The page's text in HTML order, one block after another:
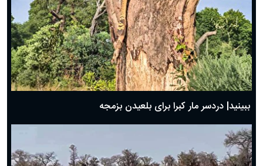
ببینید| دردسر مار کبرا برای بلعیدن بزمجه